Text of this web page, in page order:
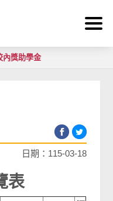
內獎助學金
日期：115-03-18
表